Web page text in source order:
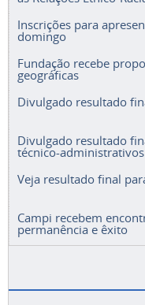
Inscrições para
domingo
Fundação recebe
geográficas
Divulgado resultado
Divulgado resultado
técnico-
Veja resultado final
Campi recebem
permanência e êxito